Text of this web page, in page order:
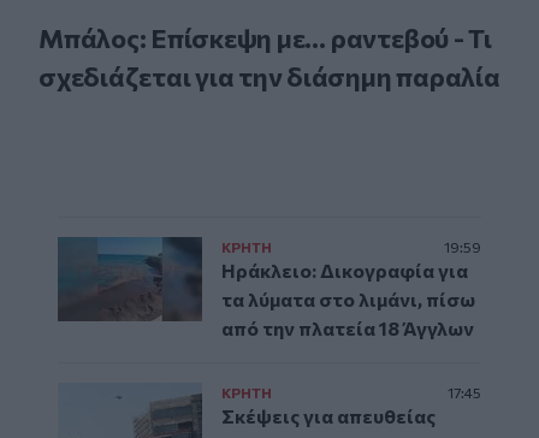
Μπάλος: Επίσκεψη με… ραντεβού - Τι
σχεδιάζεται για την διάσημη παραλία
ΚΡΗΤΗ 19:59
Ηράκλειο: Δικογραφία για
τα λύματα στο λιμάνι, πίσω
από την πλατεία 18 Άγγλων
ΚΡΗΤΗ 17:45
Σκέψεις για απευθείας